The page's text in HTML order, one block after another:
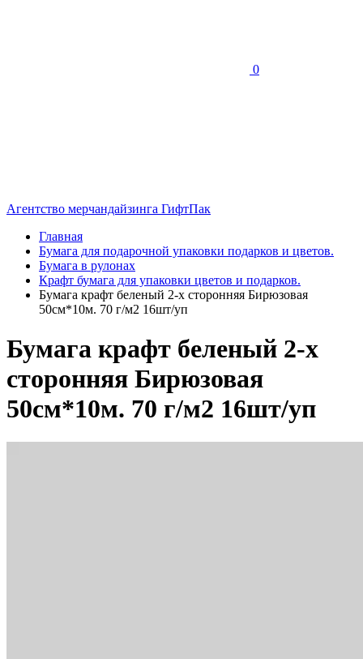
0
Агентство мерчандайзинга ГифтПак
Главная
Бумага для подарочной упаковки подарков и цветов.
Бумага в рулонах
Крафт бумага для упаковки цветов и подарков.
Бумага крафт беленый 2-х сторонняя Бирюзовая
50см*10м. 70 г/м2 16шт/уп
Бумага крафт беленый 2-х
сторонняя Бирюзовая
50см*10м. 70 г/м2 16шт/уп